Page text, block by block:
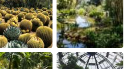
العربية
Deutsch
한국어